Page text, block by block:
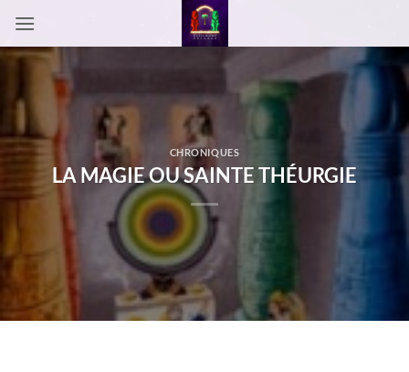
contenu
CHRONIQUES
LA MAGIE OU SAINTE THÉURGIE